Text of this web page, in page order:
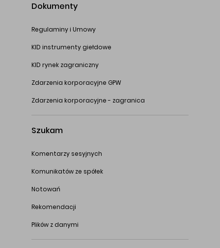
Dokumenty
Regulaminy i Umowy
KID instrumenty giełdowe
KID rynek zagraniczny
Zdarzenia korporacyjne GPW
Zdarzenia korporacyjne - zagranica
Szukam
Komentarzy sesyjnych
Komunikatów ze spółek
Notowań
Rekomendacji
Plików z danymi